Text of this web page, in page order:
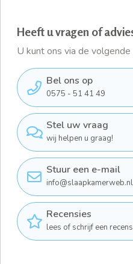
Heeft u vragen of
U kunt ons via de
Bel ons op
0575 - 51 41 49
Stel uw vraag
wij helpen u graag!
Stuur een e-mail
info@slaapkamerweb.nl
Recensies
lees of schrijf een